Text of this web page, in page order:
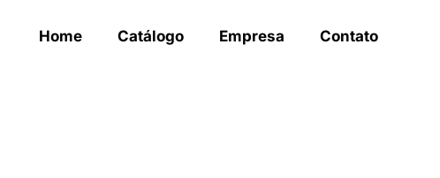
Home Catálogo Empresa Contato